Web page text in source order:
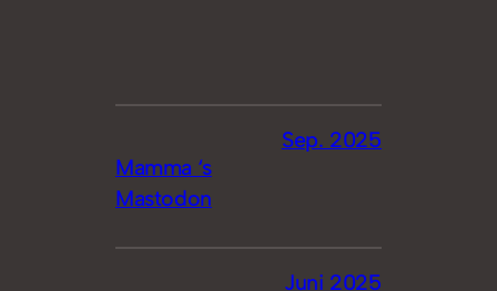
Mamma ‘s
Mastodon
Sep. 2025
Juni 2025